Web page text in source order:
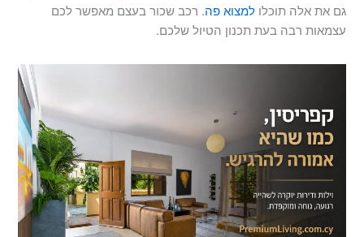
גם את אלה תוכלולמצוא פה. רכב שכור בעצם מאפשר לכם
עצמאות רבה בעת תכנון הטיול שלכם.